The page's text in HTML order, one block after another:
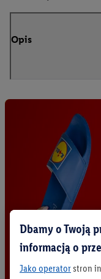
Opis
Dbamy o Twoją
informacją o
Jako operatorstron